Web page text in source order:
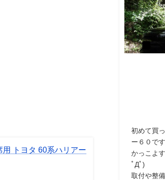
トヨタ 60系ハリアー
初めて買
ー６０です
かっこよ
ﾟДﾟ)
取付や整